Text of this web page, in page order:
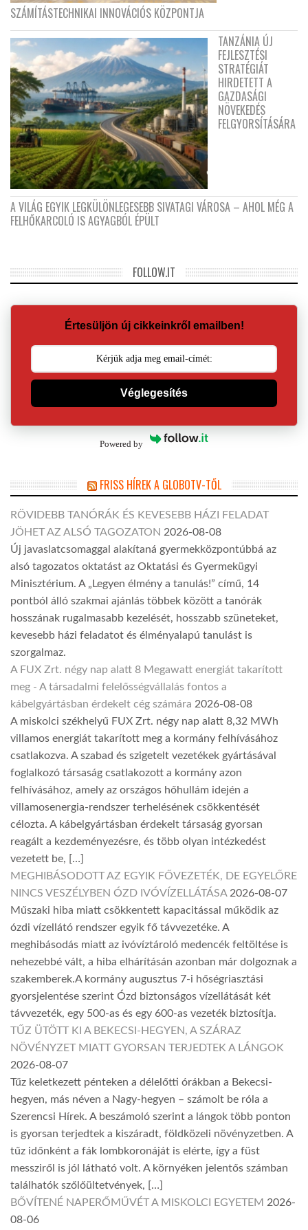
SZÁMÍTÁSTECHNIKAI INNOVÁCIÓS KÖZPONTJA
TANZÁNIA ÚJ
FEJLESZTÉSI
STRATÉGIÁT
HIRDETETT A
GAZDASÁGI
NÖVEKEDÉS
FELGYORSÍTÁSÁRA
A VILÁG EGYIK LEGKÜLÖNLEGESEBB SIVATAGI VÁROSA – AHOL MÉG A
FELHŐKARCOLÓ IS AGYAGBÓL ÉPÜLT
FOLLOW.IT
Értesüljön új cikkeinkről emailben!
Véglegesítés
Powered by
FRISS HÍREK A GLOBOTV-TŐL
RÖVIDEBB TANÓRÁK ÉS KEVESEBB HÁZI FELADAT
JÖHET AZ ALSÓ TAGOZATON 2026-08-08
Új javaslatcsomaggal alakítaná gyermekközpontúbbá az
alsó tagozatos oktatást az Oktatási és Gyermekügyi
Minisztérium. A „Legyen élmény a tanulás!” című, 14
pontból álló szakmai ajánlás többek között a tanórák
hosszának rugalmasabb kezelését, hosszabb szüneteket,
kevesebb házi feladatot és élményalapú tanulást is
szorgalmaz.
A FUX Zrt. négy nap alatt 8 Megawatt energiát takarított
meg - A társadalmi felelősségvállalás fontos a
kábelgyártásban érdekelt cég számára 2026-08-08
A miskolci székhelyű FUX Zrt. négy nap alatt 8,32 MWh
villamos energiát takarított meg a kormány felhívásához
csatlakozva. A szabad és szigetelt vezetékek gyártásával
foglalkozó társaság csatlakozott a kormány azon
felhívásához, amely az országos hőhullám idején a
villamosenergia-rendszer terhelésének csökkentését
célozta. A kábelgyártásban érdekelt társaság gyorsan
reagált a kezdeményezésre, és több olyan intézkedést
vezetett be, […]
MEGHIBÁSODOTT AZ EGYIK FŐVEZETÉK, DE EGYELŐRE
NINCS VESZÉLYBEN ÓZD IVÓVÍZELLÁTÁSA 2026-08-07
Műszaki hiba miatt csökkentett kapacitással működik az
ózdi vízellátó rendszer egyik fő távvezetéke. A
meghibásodás miatt az ivóvíztároló medencék feltöltése is
nehezebbé vált, a hiba elhárításán azonban már dolgoznak a
szakemberek.A kormány augusztus 7-i hőségriasztási
gyorsjelentése szerint Ózd biztonságos vízellátását két
távvezeték, egy 500-as és egy 600-as vezeték biztosítja.
TŰZ ÜTÖTT KI A BEKECSI-HEGYEN, A SZÁRAZ
NÖVÉNYZET MIATT GYORSAN TERJEDTEK A LÁNGOK
2026-08-07
Tűz keletkezett pénteken a délelőtti órákban a Bekecsi-
hegyen, más néven a Nagy-hegyen – számolt be róla a
Szerencsi Hírek. A beszámoló szerint a lángok több ponton
is gyorsan terjedtek a kiszáradt, földközeli növényzetben. A
tűz időnként a fák lombkoronáját is elérte, így a füst
messziről is jól látható volt. A környéken jelentős számban
találhatók szőlőültetvények, […]
BŐVÍTENÉ NAPERŐMŰVÉT A MISKOLCI EGYETEM 2026-
08-06